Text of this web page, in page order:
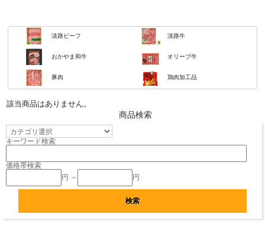
淡路ビーフ 淡路牛
おかやま和牛 オリーブ牛
豚肉 鶏肉加工品
該当商品はありません。
商品検索
キーワード検索
価格帯検索
円 ～
円